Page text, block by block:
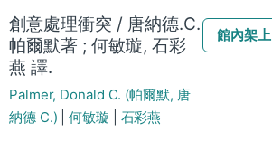
創意處理衝突 / 唐納德.C.
帕爾默著 ; 何敏璇, 石彩
燕 譯.
Palmer, Donald C. (帕爾默, 唐
納德 C.) |何敏璇 石彩燕
館內架上